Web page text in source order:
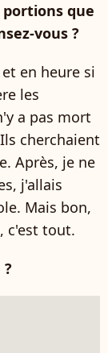
que
vous ?
en heure si
les
a pas mort
cherchaient
Après, je ne
j'allais
Mais bon,
c'est tout.